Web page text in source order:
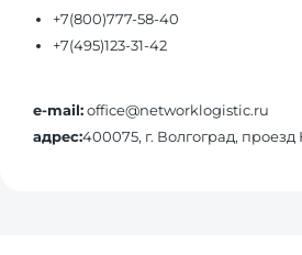
+7(800)777-58-40
+7(495)123-31-42
e-mail:office@networklogistic.ru
адрес:400075, г. Волгоград,